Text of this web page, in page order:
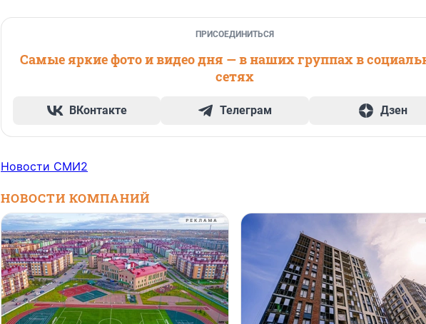
ПРИСОЕДИНИТЬСЯ
Самые яркие фото и видео дня — в наших группах в
сетях
ВКонтакте Телеграм Дзен
Новости СМИ2
НОВОСТИ КОМПАНИЙ